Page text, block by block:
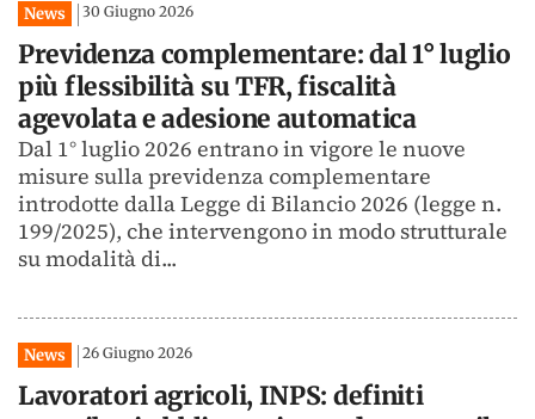
News 30 Giugno 2026
Previdenza complementare: dal 1° luglio
più flessibilità su TFR, fiscalità
agevolata e adesione automatica
Dal 1° luglio 2026 entrano in vigore le nuove
misure sulla previdenza complementare
introdotte dalla Legge di Bilancio 2026 (legge n.
199/2025), che intervengono in modo strutturale
su modalità di...
News 26 Giugno 2026
Lavoratori agricoli, INPS: definiti